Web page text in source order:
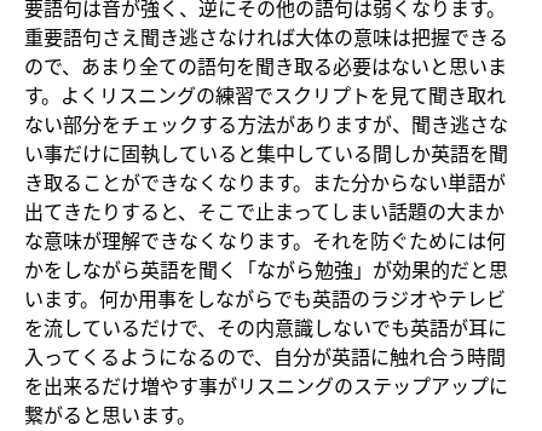
要語句は音が強く、逆にその他の語句は弱くなります。
重要語句さえ聞き逃さなければ大体の意味は把握できる
ので、あまり全ての語句を聞き取る必要はないと思いま
す。よくリスニングの練習でスクリプトを見て聞き取れ
ない部分をチェックする方法がありますが、聞き逃さな
い事だけに固執していると集中している間しか英語を聞
き取ることができなくなります。また分からない単語が
出てきたりすると、そこで止まってしまい話題の大まか
な意味が理解できなくなります。それを防ぐためには何
かをしながら英語を聞く「ながら勉強」が効果的だと思
います。何か用事をしながらでも英語のラジオやテレビ
を流しているだけで、その内意識しないでも英語が耳に
入ってくるようになるので、自分が英語に触れ合う時間
を出来るだけ増やす事がリスニングのステップアップに
繋がると思います。